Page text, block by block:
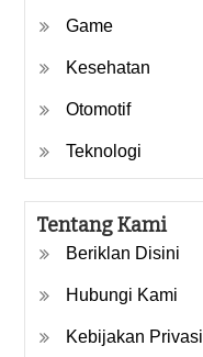
Game
Kesehatan
Otomotif
Teknologi
Tentang Kami
Beriklan Disini
Hubungi Kami
Kebijakan Privasi